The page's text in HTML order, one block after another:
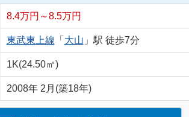
8.4万円～8.5万円
東武東上線 「 大山 」駅 徒歩7分
1K(24.50㎡)
2008年 2月(築18年)